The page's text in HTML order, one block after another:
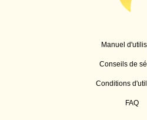
Manuel
Conseils de
Conditions
FAQ